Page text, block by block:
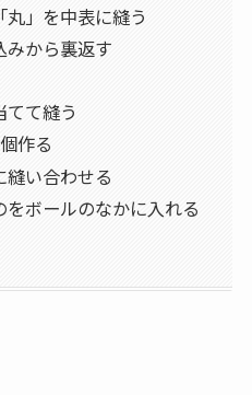
」を中表に縫う
から裏返す
て縫う
作る
い合わせる
ボールのなかに入れる